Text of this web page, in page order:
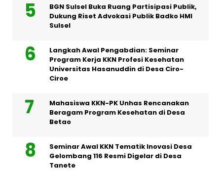
BGN Sulsel Buka Ruang Partisipasi Publik,
Dukung Riset Advokasi Publik Badko HMI
Sulsel
Langkah Awal Pengabdian: Seminar
Program Kerja KKN Profesi Kesehatan
Universitas Hasanuddin di Desa Ciro-
Ciroe
Mahasiswa KKN-PK Unhas Rencanakan
Beragam Program Kesehatan di Desa
Betao
Seminar Awal KKN Tematik Inovasi Desa
Gelombang 116 Resmi Digelar di Desa
Tanete